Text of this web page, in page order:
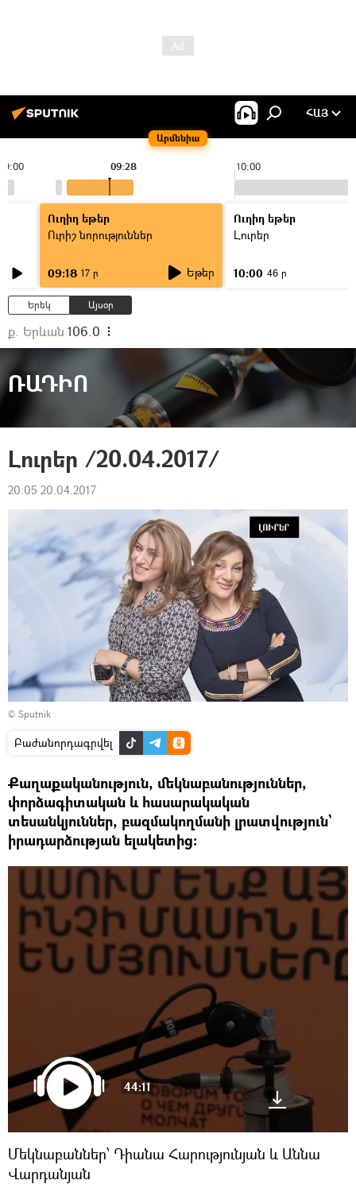
Արմենիա
ՀԱՅ
10:00
09:28
Ուղիղ եթեր
Ուրիշ նորություններ
09:18 17 ր Եթեր
Ուղիղ եթեր
Լուրեր
10:00 46 ր
Երեկ Այսօր
ք. Երևան 106.0
ՌԱԴԻՈ
Լուրեր /20.04.2017/
20:05 20.04.2017
© Sputnik
Բաժանորդագրվել
Քաղաքականություն, մեկնաբանություններ,
փորձագիտական և հասարակական
տեսանկյուններ, բազմակողմանի լրատվություն`
իրադարձության ելակետից:
44:11
Մեկնաբաններ՝ Դիանա Հարությունյան և Աննա
Վարդանյան